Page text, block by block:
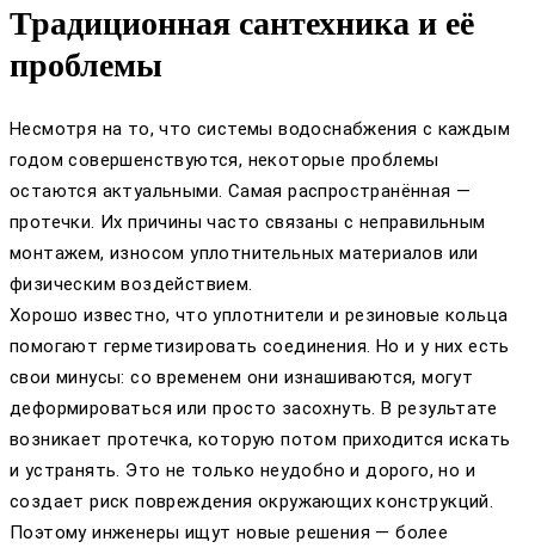
Традиционная сантехника и её
проблемы
Несмотря на то, что системы водоснабжения с каждым
годом совершенствуются, некоторые проблемы
остаются актуальными. Самая распространённая —
протечки. Их причины часто связаны с неправильным
монтажем, износом уплотнительных материалов или
физическим воздействием.
Хорошо известно, что уплотнители и резиновые кольца
помогают герметизировать соединения. Но и у них есть
свои минусы: со временем они изнашиваются, могут
деформироваться или просто засохнуть. В результате
возникает протечка, которую потом приходится искать
и устранять. Это не только неудобно и дорого, но и
создает риск повреждения окружающих конструкций.
Поэтому инженеры ищут новые решения — более